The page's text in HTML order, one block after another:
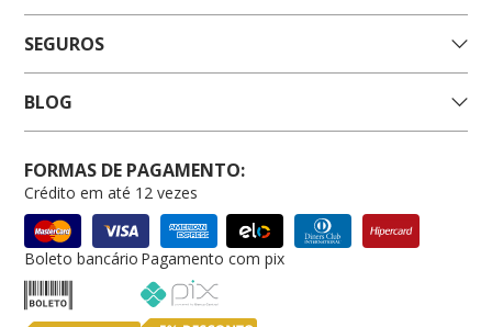
SEGUROS
BLOG
FORMAS DE PAGAMENTO:
Crédito em até 12 vezes
Boleto bancário Pagamento com pix